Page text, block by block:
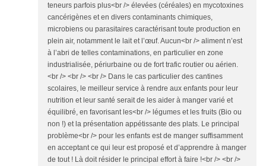
teneurs parfois plus<br /> élevées (céréales) en mycotoxines
cancérigènes et en divers contaminants chimiques,
microbiens ou parasitaires caractérisant toute production en
plein air, notamment le lait et l’œuf. Aucun<br /> aliment n’est
à l’abri de telles contaminations, en particulier en zone
industrialisée, périurbaine ou de fort trafic routier ou aérien.
<br /> <br /> <br /> Dans le cas particulier des cantines
scolaires, le meilleur service à rendre aux enfants pour leur
nutrition et leur santé serait de les aider à manger varié et
équilibré, en favorisant les<br /> légumes et les fruits (Bio ou
non !) et la présentation appétissante des plats. Le principal
problème<br /> pour les enfants est de manger suffisamment
en acceptant ce qui leur est proposé et d’apprendre à manger
de tout ! Là doit résider le principal effort à faire !<br /> <br />